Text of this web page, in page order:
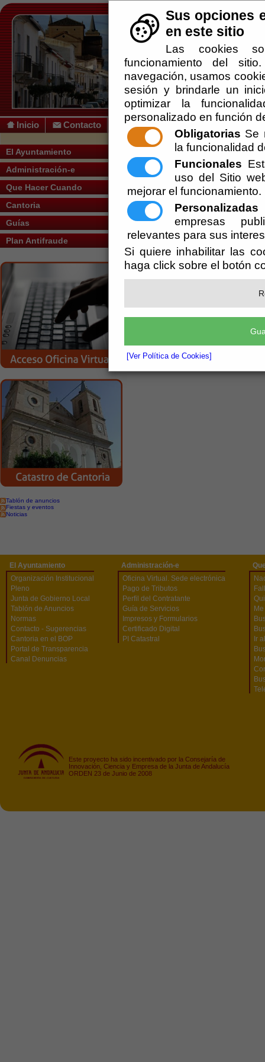
Sus opciones
en este sitio
Las cookies
funcionamiento del
navegación, usamos
sesión y brindarle un
optimizar la
personalizado en función
Obligatorias Se
la funcionalidad
Funcionales
uso del Sitio
mejorar el funcionamiento.
Personalizadas
empresas
relevantes para sus
Si quiere inhabilitar las
haga click sobre el botón
[Ver Política de Cookies]
Inicio Contacto
El Ayuntamiento
Administración-e
Que Hacer Cuando
Cantoria
Guías
Plan Antifraude
Tablón de anuncios
Fiestas y eventos
Noticias
Usted se encuentra aquí:Inicio // ...
Escuchar
El colegio de Cantoria se llama “Cerro
años, y de Educación Primaria. El
la tarde, así como unos recursos
CEIP CERRO CASTILLO
Avenida de España, 1
04850 Cantoria
Tel. 950 639 918
El Ayuntamiento
Organización Institucional
Pleno
Junta de Gobierno Local
Tablón de Anuncios
Normas
Contacto - Sugerencias
Cantoria en el BOP
Portal de Transparencia
Canal Denuncias
Administración-e
Oficina Virtual. Sede electrónica
Pago de Tributos
Perfil del Contratante
Guía de Servicios
Impresos y Formularios
Certificado Digital
PI Catastral
Ir
Este proyecto ha sido incentivado por la Consejaría de
Innovación, Ciencia y Empresa de la Junta de Andalucía
ORDEN 23 de Junio de 2008